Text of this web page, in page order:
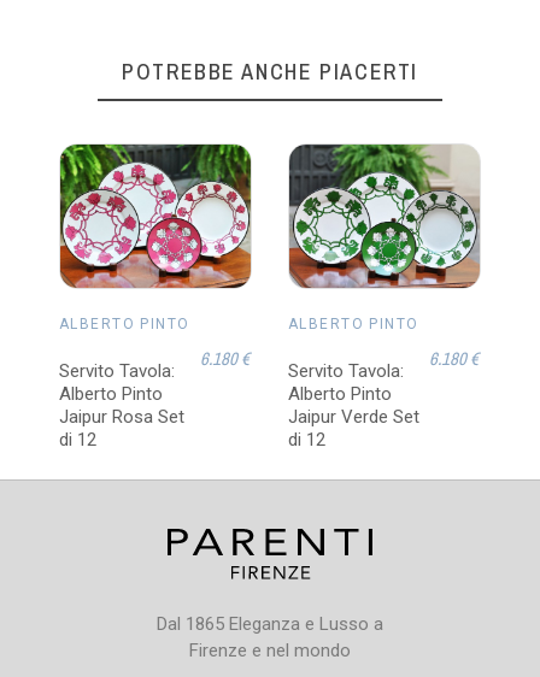
POTREBBE ANCHE PIACERTI
ALBERTO PINTO
Servito Tavola:
Alberto Pinto
Jaipur Rosa Set
di 12
6.180 €
ALBERTO PINTO
Servito Tavola:
Alberto Pinto
Jaipur Verde Set
di 12
6.180 €
Dal 1865 Eleganza e Lusso a
Firenze e nel mondo